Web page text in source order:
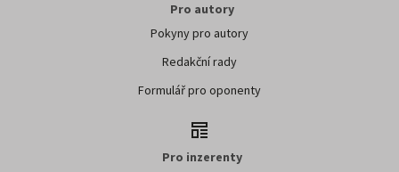
Pro autory
Pokyny pro autory
Redakční rady
Formulář pro oponenty
Pro inzerenty